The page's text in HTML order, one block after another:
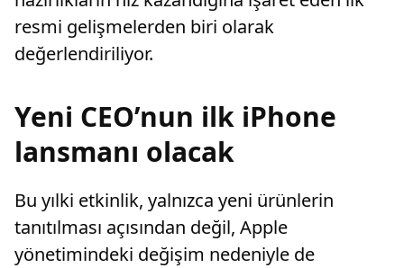
resmi gelişmelerden biri olarak
değerlendiriliyor.
Yeni CEO’nun ilk iPhone
lansmanı olacak
Bu yılki etkinlik, yalnızca yeni ürünlerin
tanıtılması açısından değil, Apple
yönetimindeki değişim nedeniyle de